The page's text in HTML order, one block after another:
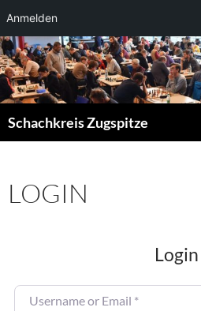
Anmelden
Zum
Inhalt
springen
Schachkreis Zugspitze
LOGIN
Login
Username or Email